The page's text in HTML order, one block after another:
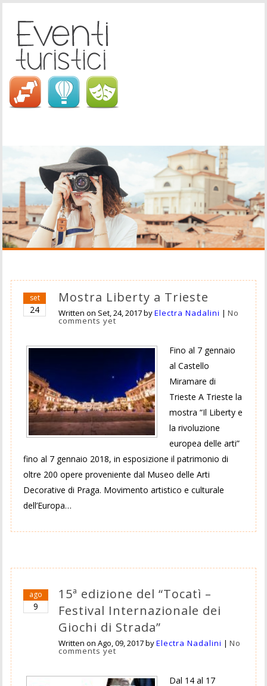
Eventi turistici in Italia
set
24
Mostra Liberty a Trieste
Written on Set, 24, 2017byElectra Nadalini |No
comments yet
Fino al 7 gennaio
al Castello
Miramare di
Trieste A Trieste la
mostra “Il Liberty e
la rivoluzione
europea delle arti”
fino al 7 gennaio 2018, in esposizione il patrimonio di
oltre 200 opere proveniente dal Museo delle Arti
Decorative di Praga. Movimento artistico e culturale
dell’Europa…
ago
9
15ª edizione del “Tocatì –
Festival Internazionale dei
Giochi di Strada”
Written onAgo, 09, 2017byElectra Nadalini |No
comments yet
Dal 14 al 17